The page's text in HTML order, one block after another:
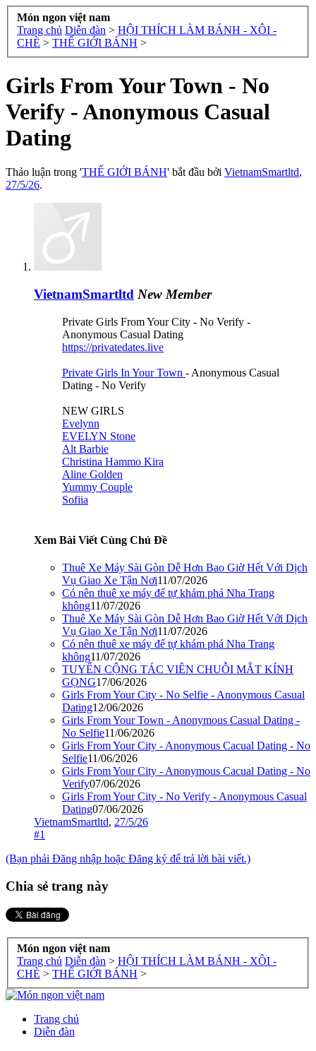
Món ngon việt nam
Trang chủ Diễn đàn > HỘI THÍCH LÀM BÁNH - XÔI -
CHÈ > THẾ GIỚI BÁNH >
Girls From Your Town - No
Verify - Anonymous Casual
Dating
Thảo luận trong 'THẾ GIỚI BÁNH' bắt đầu bởi VietnamSmartltd,
27/5/26.
VietnamSmartltd New Member
Private Girls From Your City - No Verify -
Anonymous Casual Dating
https://privatedates.live
Private Girls In Your Town - Anonymous Casual
Dating - No Verify
NEW GIRLS
Evelynn
EVELYN Stone
Alt Barbie
Christina Hammo Kira
Aline Golden
Yummy Couple
Sofiia
Xem Bài Viết Cùng Chủ Đề
Thuê Xe Máy Sài Gòn Dễ Hơn Bao Giờ Hết Với Dịch
Vụ Giao Xe Tận Nơi11/07/2026
Có nên thuê xe máy để tự khám phá Nha Trang
không11/07/2026
Thuê Xe Máy Sài Gòn Dễ Hơn Bao Giờ Hết Với Dịch
Vụ Giao Xe Tận Nơi11/07/2026
Có nên thuê xe máy để tự khám phá Nha Trang
không11/07/2026
TUYỂN CỘNG TÁC VIÊN CHUỖI MẮT KÍNH
GỌNG17/06/2026
Girls From Your City - No Selfie - Anonymous Casual
Dating12/06/2026
Girls From Your Town - Anonymous Casual Dating -
No Selfie11/06/2026
Girls From Your City - Anonymous Cacual Dating - No
Selfie11/06/2026
Girls From Your City - Anonymous Cacual Dating - No
Verify07/06/2026
Girls From Your City - No Verify - Anonymous Casual
Dating07/06/2026
VietnamSmartltd, 27/5/26
#1
(Bạn phải Đăng nhập hoặc Đăng ký để trả lời bài viết.)
Chia sẻ trang này
Món ngon việt nam
Trang chủ Diễn đàn > HỘI THÍCH LÀM BÁNH - XÔI -
CHÈ > THẾ GIỚI BÁNH >
Trang chủ
Diễn đàn